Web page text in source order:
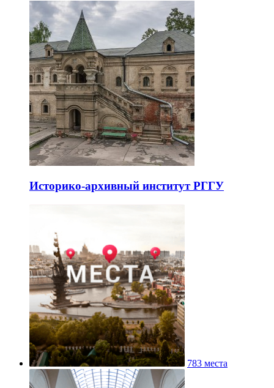
Историко-архивный институт РГГУ
783 места